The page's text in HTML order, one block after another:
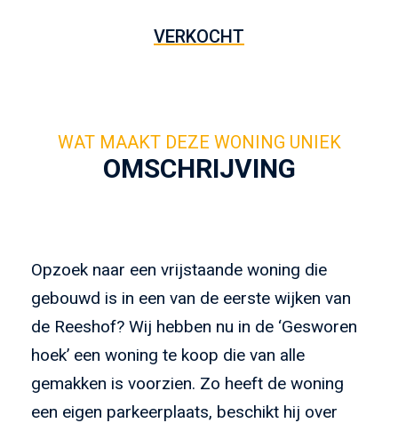
VERKOCHT
OMSCHRIJVING
Opzoek naar een vrijstaande woning die
gebouwd is in een van de eerste wijken van
de Reeshof? Wij hebben nu in de ‘Gesworen
hoek’ een woning te koop die van alle
gemakken is voorzien. Zo heeft de woning
een eigen parkeerplaats, beschikt hij over